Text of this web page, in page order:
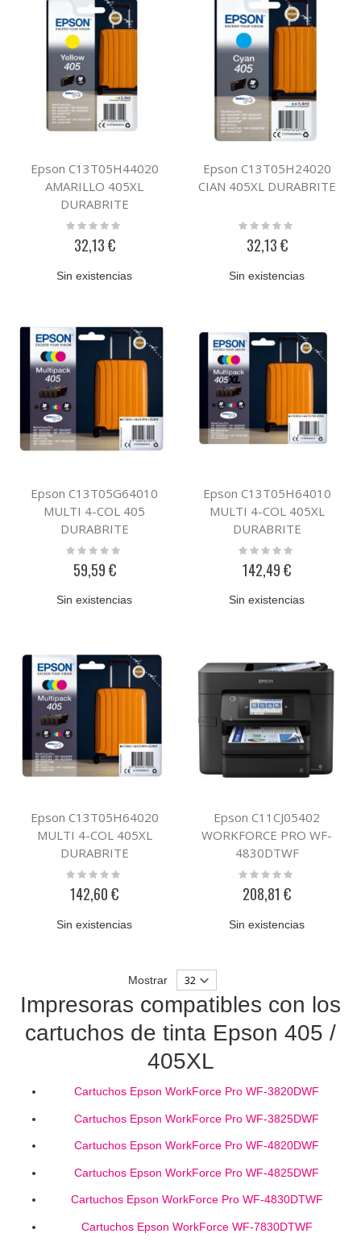
Epson C13T05H44020
AMARILLO 405XL
DURABRITE
Rating:
32,13 €
Sin existencias
Epson C13T05H24020
CIAN 405XL DURABRITE
Rating:
32,13 €
Sin existencias
Epson C13T05G64010
MULTI 4-COL 405
DURABRITE
Rating:
59,59 €
Sin existencias
Epson C13T05H64010
MULTI 4-COL 405XL
DURABRITE
Rating:
142,49 €
Sin existencias
Epson C13T05H64020
MULTI 4-COL 405XL
DURABRITE
Rating:
142,60 €
Sin existencias
Epson C11CJ05402
WORKFORCE PRO WF-
4830DTWF
Rating:
208,81 €
Sin existencias
Mostrar
Impresoras compatibles con los
cartuchos de tinta Epson 405 /
405XL
Cartuchos Epson WorkForce Pro WF-3820DWF
Cartuchos Epson WorkForce Pro WF-3825DWF
Cartuchos Epson WorkForce Pro WF-4820DWF
Cartuchos Epson WorkForce Pro WF-4825DWF
Cartuchos Epson WorkForce Pro WF-4830DTWF
Cartuchos Epson WorkForce WF-7830DTWF